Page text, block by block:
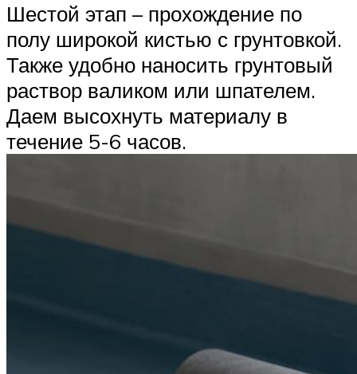
Шестой этап – прохождение по
полу широкой кистью с грунтовкой.
Также удобно наносить грунтовый
раствор валиком или шпателем.
Даем высохнуть материалу в
течение 5-6 часов.